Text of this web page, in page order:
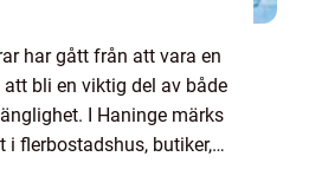
har gått från att vara en
bli en viktig del av både
I Haninge märks
i flerbostadshus, butiker,